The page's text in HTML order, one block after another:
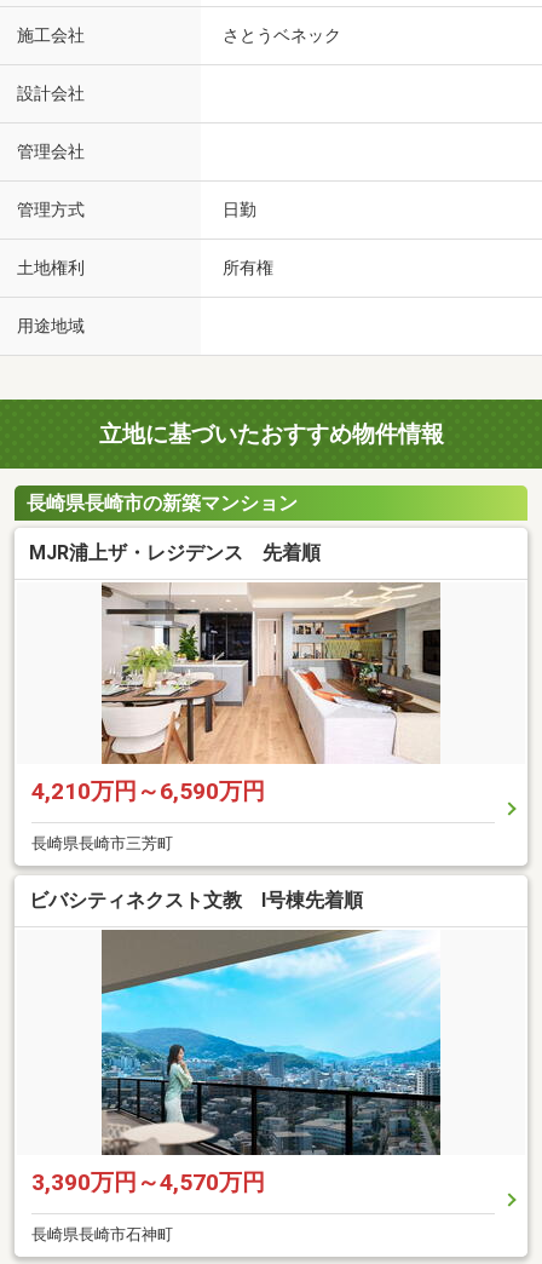
施工会社 さとうベネック
設計会社
管理会社
管理方式 日勤
土地権利 所有権
用途地域
立地に基づいたおすすめ物件情報
長崎県長崎市の新築マンション
MJR浦上ザ・レジデンス 先着順
4,210万円～6,590万円
長崎県長崎市三芳町
ビバシティネクスト文教 I号棟先着順
3,390万円～4,570万円
長崎県長崎市石神町